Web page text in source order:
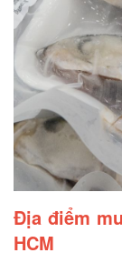
Địa điểm
HCM